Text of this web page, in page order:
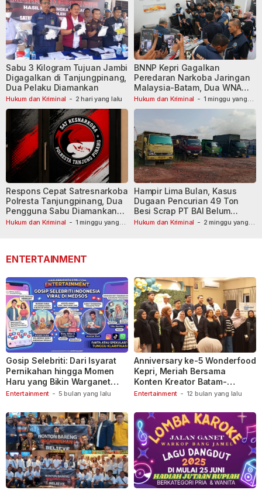
Hukum dan Kriminal - 2 hari yang lalu
Sabu 3 Kilogram Tujuan Jambi
Digagalkan di Tanjungpinang,
Dua Pelaku Diamankan
Hukum dan Kriminal - 1 minggu yang
BNNP Kepri Gagalkan
Peredaran Narkoba Jaringan
Malaysia-Batam, Dua WNA
Masih Diburu
Hukum dan Kriminal - 1 minggu yang
Respons Cepat Satresnarkoba
Polresta Tanjungpinang, Dua
Pengguna Sabu Diamankan
Usai Dilaporkan ke Call Center
Hukum dan Kriminal - 2 minggu yang
Hampir Lima Bulan, Kasus
Dugaan Pencurian 49 Ton
Besi Scrap PT BAI Belum
Tetapkan Tersangka
ENTERTAINMENT
Entertainment - 5 bulan yang lalu
Gosip Selebriti: Dari Isyarat
Pernikahan hingga Momen
Haru yang Bikin Warganet
Berspekulasi
Entertainment - 12 bulan yang lalu
Anniversary ke-5 Wonderfood
Kepri, Meriah Bersama
Konten Kreator Batam-
Tanjungpinang